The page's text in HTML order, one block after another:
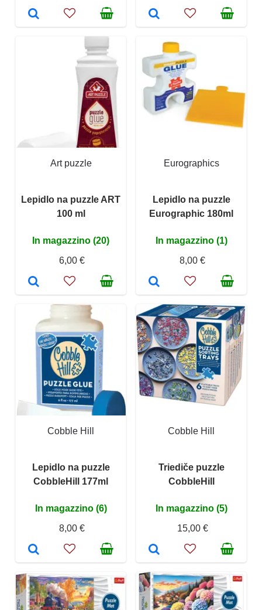
Art puzzle
Lepidlo na puzzle ART
100 ml
In magazzino (20)
6,00 €
Eurographics
Lepidlo na puzzle
Eurographic 180ml
In magazzino (1)
8,00 €
Cobble Hill
Lepidlo na puzzle
CobbleHill 177ml
In magazzino (6)
8,00 €
Cobble Hill
Triediče puzzle
CobbleHill
In magazzino (5)
15,00 €